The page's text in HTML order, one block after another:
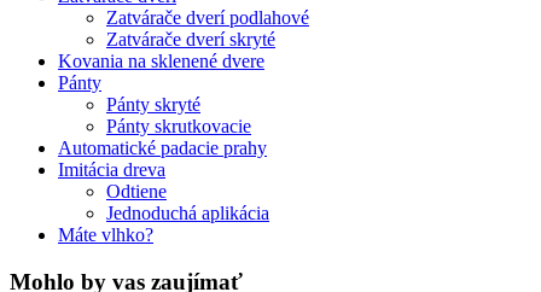
Zatvárače dverí podlahové
Zatvárače dverí skryté
Kovania na sklenené dvere
Pánty
Pánty skryté
Pánty skrutkovacie
Automatické padacie prahy
Imitácia dreva
Odtiene
Jednoduchá aplikácia
Máte vlhko?
Mohlo by vas zaujímať